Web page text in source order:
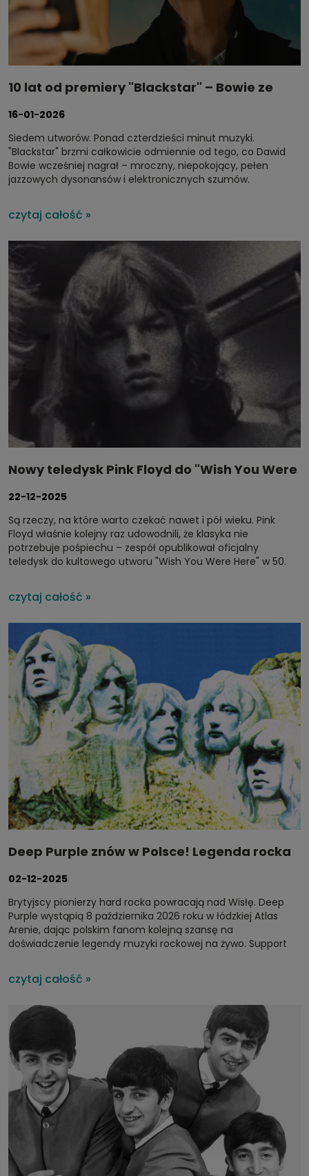
10 lat od premiery "Blackstar" – Bowie ze
16-01-2026
Siedem utworów. Ponad czterdzieści minut muzyki.
"Blackstar" brzmi całkowicie odmiennie od tego, co Dawid
Bowie wcześniej nagrał – mroczny, niepokojący, pełen
jazzowych dysonansów i elektronicznych szumów.
wydają się jakieś połamane. Coś w tym albumie niepokoi,
ale to Bowie – artysta, który całą karierę budował na
czytaj całość »
Nowy teledysk Pink Floyd do "Wish You Were
niezwykłe ujęcia
22-12-2025
Są rzeczy, na które warto czekać nawet i pół wieku. Pink
Floyd właśnie kolejny raz udowodnili, że klasyka nie
potrzebuje pośpiechu – zespół opublikował oficjalny
teledysk do kultowego utworu "Wish You Were Here" w 50.
do sieci w połowie grudnia 2025 roku, powstał z archiwaliów
zespołu i animowanych scen, przypominając, że niektóre
czytaj całość »
Deep Purple znów w Polsce! Legenda rocka
02-12-2025
Brytyjscy pionierzy hard rocka powracają nad Wisłę. Deep
Purple wystąpią 8 października 2026 roku w łódzkiej Atlas
Arenie, dając polskim fanom kolejną szansę na
doświadczenie legendy muzyki rockowej na żywo. Support
tworząc muzyczne święto dla miłośników mocnych
brzmień.
czytaj całość »